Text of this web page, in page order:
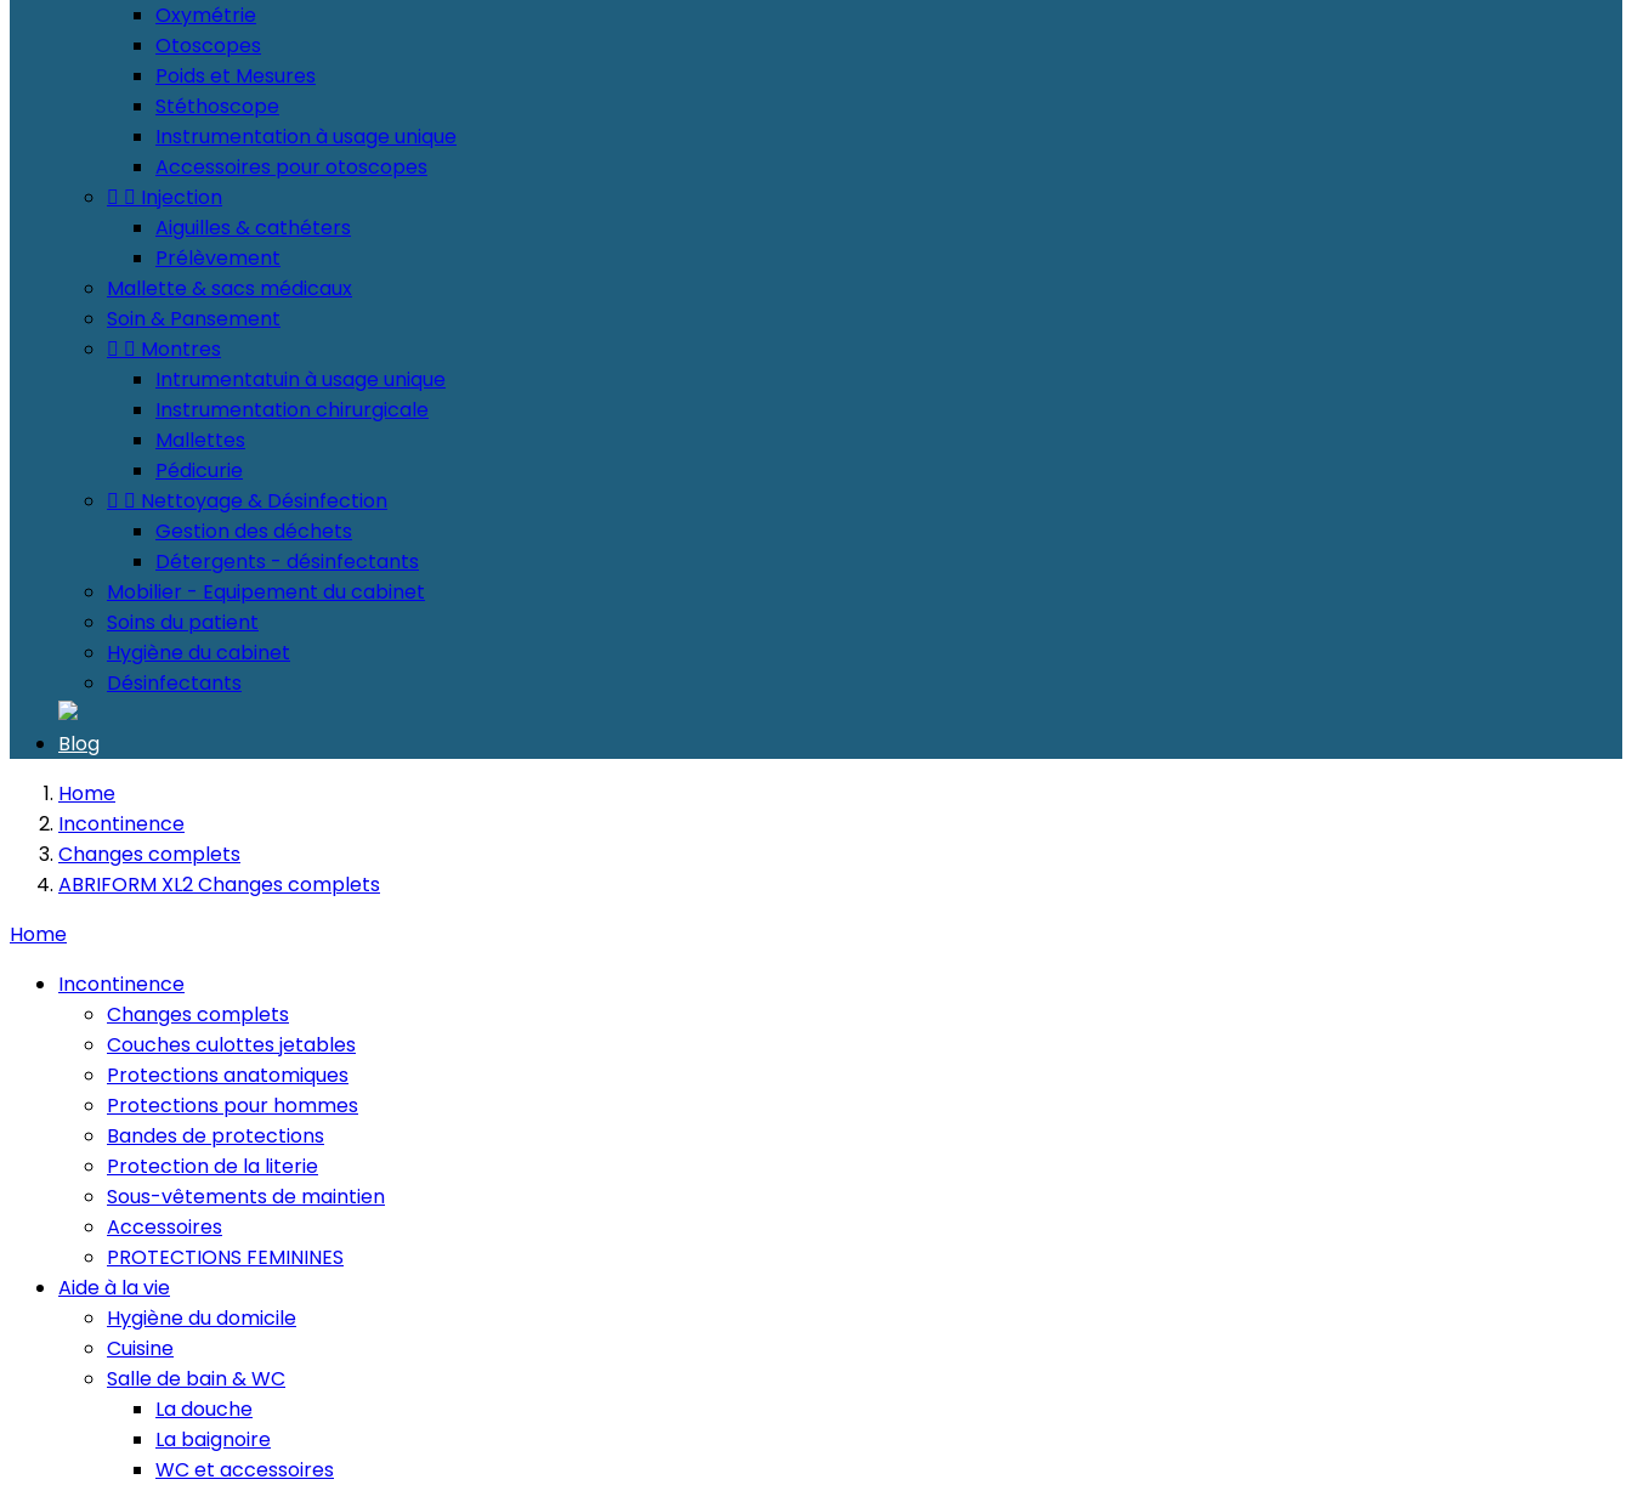
Oxymétrie
Otoscopes
Poids et Mesures
Stéthoscope
Instrumentation à usage unique
Accessoires pour otoscopes
  Injection
Aiguilles & cathéters
Prélèvement
Mallette & sacs médicaux
Soin & Pansement
  Montres
Intrumentatuin à usage unique
Instrumentation chirurgicale
Mallettes
Pédicurie
  Nettoyage & Désinfection
Gestion des déchets
Détergents - désinfectants
Mobilier - Equipement du cabinet
Soins du patient
Hygiène du cabinet
Désinfectants
Blog
Home
Incontinence
Changes complets
ABRIFORM XL2 Changes complets
Home
Incontinence
Changes complets
Couches culottes jetables
Protections anatomiques
Protections pour hommes
Bandes de protections
Protection de la literie
Sous-vêtements de maintien
Accessoires
PROTECTIONS FEMININES
Aide à la vie
Hygiène du domicile
Cuisine
Salle de bain & WC
La douche
La baignoire
WC et accessoires